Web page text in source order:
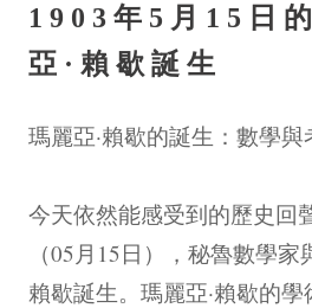
1903年5月15日
亞·賴歇誕生
瑪麗亞·賴歇的誕生：數學
今天依然能感受到的歷史回
（05月15日），秘魯數學家
賴歇誕生。瑪麗亞·賴歇的